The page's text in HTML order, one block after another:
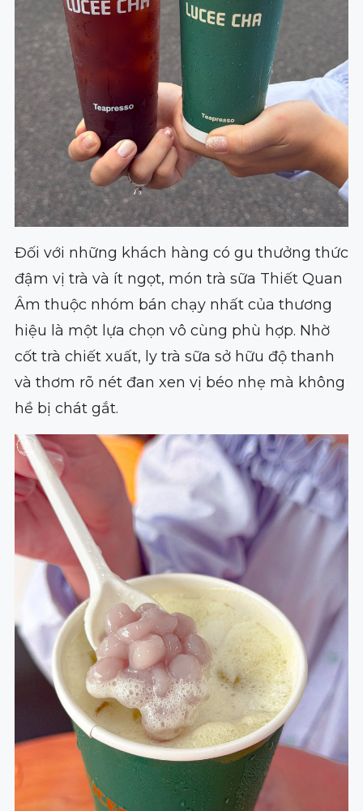
Đối với những khách hàng có gu thưởng thức
đậm vị trà và ít ngọt, món trà sữa Thiết Quan
Âm thuộc nhóm bán chạy nhất của thương
hiệu là một lựa chọn vô cùng phù hợp. Nhờ
cốt trà chiết xuất, ly trà sữa sở hữu độ thanh
và thơm rõ nét đan xen vị béo nhẹ mà không
hề bị chát gắt.